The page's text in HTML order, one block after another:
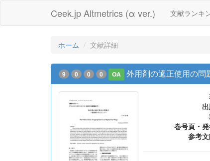
Ceek.jp Altmetrics (α ver.) 文献ランキ
ホーム 文献詳細
9 0 0 0 OA 外用剤の適正使用の
巻号頁・
参考